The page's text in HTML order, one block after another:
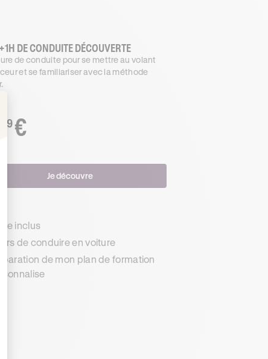
DE CONDUITE DÉCOUVERTE
de conduite pour se mettre au volant
et se familiariser avec la méthode
.99€
Je découvre
inclus
de conduire en voiture
de mon plan de formation
vos Options